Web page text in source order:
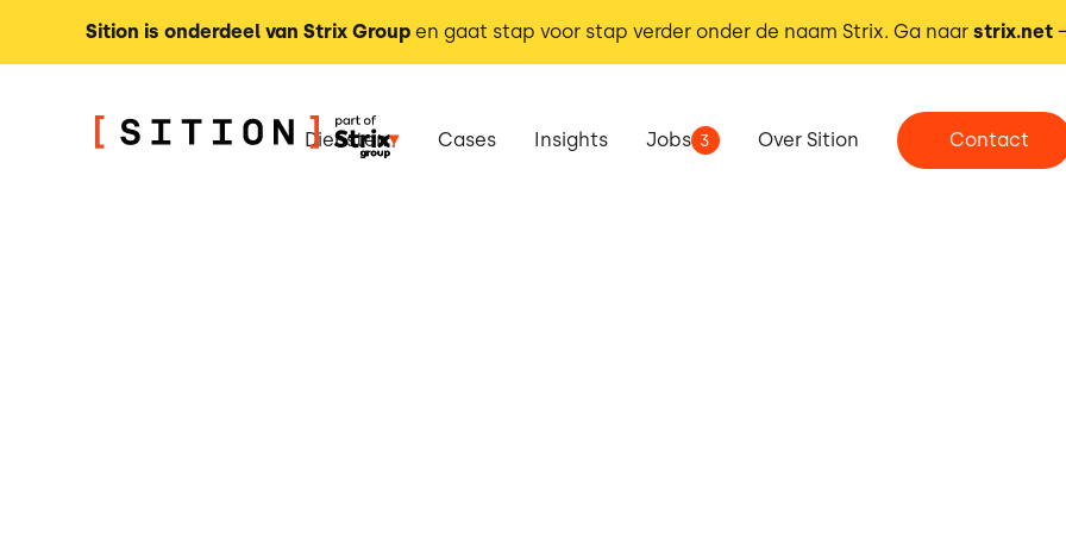
Sition is onderdeel van Strix Group en gaat stap voor stap verder onder de naam Strix. Ga naarstrix.net
Diensten Cases Insights Jobs 3 Over Sition Contact